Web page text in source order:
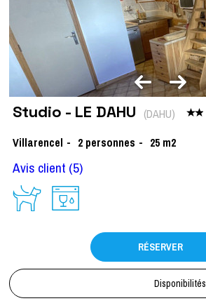
Studio - LE DAHU (DAHU)
Villarencel
2 personnes 25 m2
Avis client (5)
RÉSERVER
Disponibilités